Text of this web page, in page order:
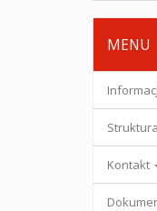
MENU
Kontakt